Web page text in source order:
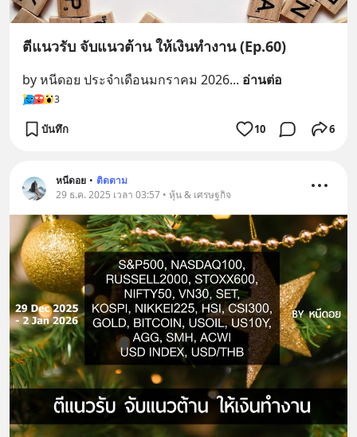
ตีแนวรับ จับแนวต้าน ให้เงินทำงาน (Ep.60)
by หนีดอย ประจำเดือนมกราคม 2026... อ่านต่อ
3
บันทึก 10 6
หนีดอย • ติดตาม
29 ธ.ค. 2025 เวลา 03:57 • หุ้น & เศรษฐกิจ